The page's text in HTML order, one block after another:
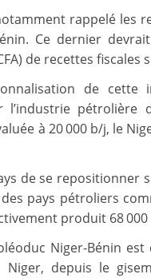
rappelé les
Ce dernier
de recettes fiscales
de
pétrolière
à 20 000 b/j, le
de se repositionner
pays pétroliers
produit 68 000
Niger-Bénin
depuis le